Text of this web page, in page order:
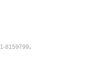
8159799。